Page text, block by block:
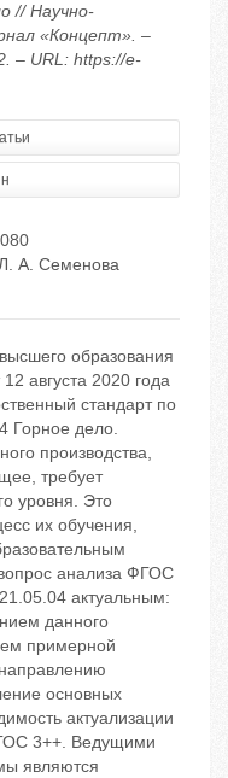
// Научно-
«Концепт». –
– URL: https://e-
А. Семенова
образования
августа 2020 года
стандарт по
Горное дело.
производства,
требует
уровня. Это
их обучения,
анализа ФГОС
актуальным:
данного
примерной
основных
актуализации
3++. Ведущими
являются